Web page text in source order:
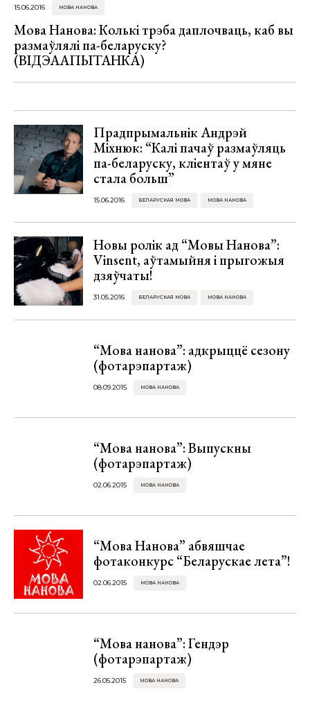
15.06.2016 МОВА НАНОВА
Мова Нанова: Колькі трэба даплочваць, каб вы
размаўлялі па-беларуску?
(ВІДЭААПЫТАНКА)
Прадпрымальнік Андрэй
Міхнюк: “Калі пачаў размаўляць
па-беларуску, кліентаў у мяне
стала больш”
15.06.2016 БЕЛАРУСКАЯ МОВА МОВА НАНОВА
Новы ролік ад “Мовы Нанова”:
Vinsent, аўтамыйня і прыгожыя
дзяўчаты!
31.05.2016 БЕЛАРУСКАЯ МОВА МОВА НАНОВА
“Мова нанова”: адкрыццё сезону
(фотарэпартаж)
08.09.2015 МОВА НАНОВА
“Мова нанова”: Выпускны
(фотарэпартаж)
02.06.2015 МОВА НАНОВА
“Мова Нанова” абвяшчае
фотаконкурс “Беларускае лета”!
02.06.2015 МОВА НАНОВА
“Мова нанова”: Гендэр
(фотарэпартаж)
26.05.2015 МОВА НАНОВА